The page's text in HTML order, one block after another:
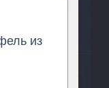
из